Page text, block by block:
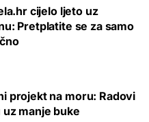
cijelo ljeto uz
Pretplatite se za samo
projekt na moru: Radovi
manje buke